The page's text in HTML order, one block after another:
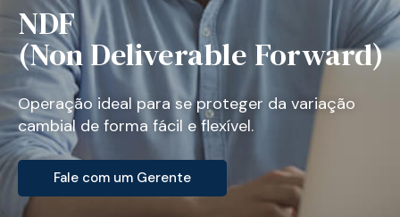
NDF
(Non Deliverable Forward)
Operação ideal para se proteger da variação
cambial de forma fácil e flexível.
Fale com um Gerente